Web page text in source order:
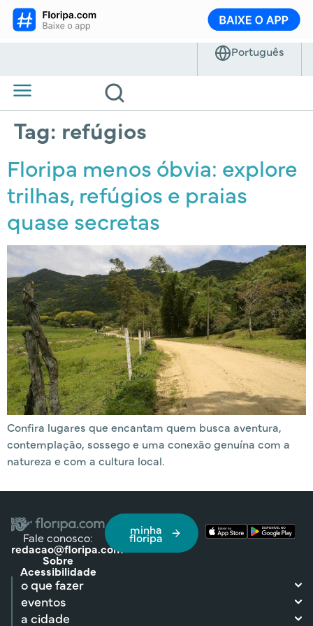
Tag: refúgios
Floripa menos óbvia: explore
trilhas, refúgios e praias
quase secretas
Confira lugares que encantam quem busca aventura,
contemplação, sossego e uma conexão genuína com a
natureza e com a cultura local.
Fale conosco:
redacao@floripa.com
Sobre
Acessibilidade
minha
floripa
o que fazer
eventos
a cidade